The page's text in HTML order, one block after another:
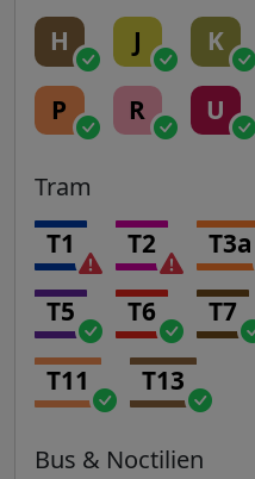
H J K
P R U
Tram
T1 T2 T3a
T5 T6 T7
T11 T13
Bus & Noctilien